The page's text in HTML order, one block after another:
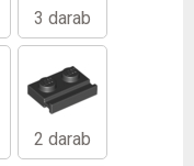
3 darab
2 darab